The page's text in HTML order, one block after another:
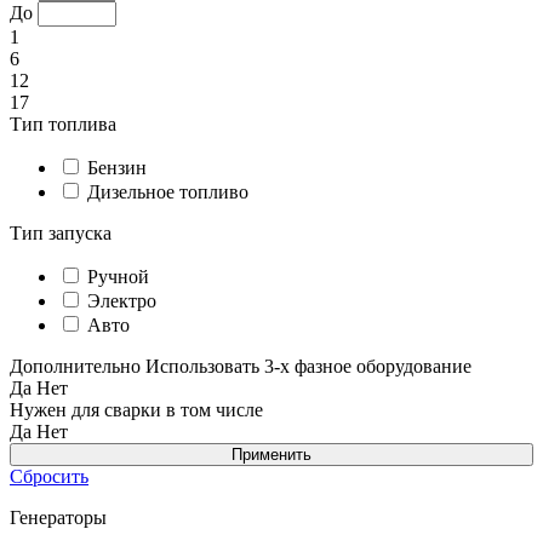
До
1
6
12
17
Тип топлива
Бензин
Дизельное топливо
Тип запуска
Ручной
Электро
Авто
Дополнительно Использовать 3-х фазное оборудование
Да Нет
Нужен для сварки в том числе
Да Нет
Сбросить
Генераторы